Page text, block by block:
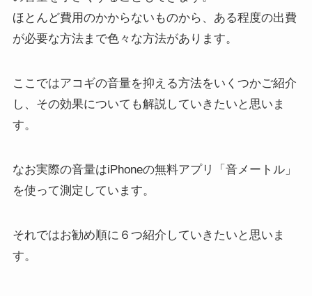
ほとんど費用のかからないものから、ある程度の出費
が必要な方法まで色々な方法があります。
ここではアコギの音量を抑える方法をいくつかご紹介
し、その効果についても解説していきたいと思いま
す。
なお実際の音量はiPhoneの無料アプリ「音メートル」
を使って測定しています。
それではお勧め順に６つ紹介していきたいと思いま
す。